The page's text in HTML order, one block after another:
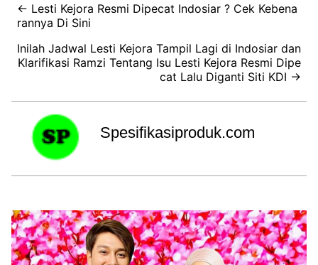
← Lesti Kejora Resmi Dipecat Indosiar ? Cek Kebena
rannya Di Sini
Inilah Jadwal Lesti Kejora Tampil Lagi di Indosiar dan
Klarifikasi Ramzi Tentang Isu Lesti Kejora Resmi Dipe
cat Lalu Diganti Siti KDI →
Spesifikasiproduk.com